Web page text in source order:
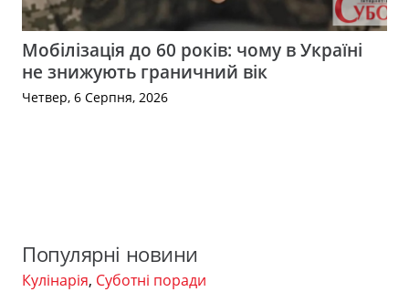
Мобілізація до 60 років: чому в Україні
не знижують граничний вік
Четвер, 6 Серпня, 2026
Популярні новини
Кулінарія, Суботні поради